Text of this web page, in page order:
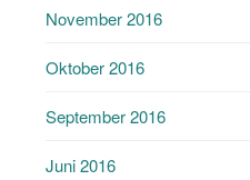
November 2016
Oktober 2016
September 2016
Juni 2016